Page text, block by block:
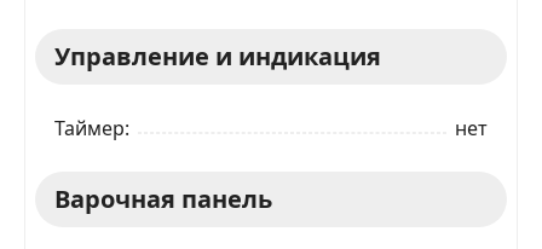
Управление и индикация
Таймер нет
Варочная панель